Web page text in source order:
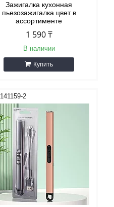
Зажигалка кухонная
пьезозажигалка цвет в
ассортименте
1 590 ₸
В наличии
Купить
141159-2